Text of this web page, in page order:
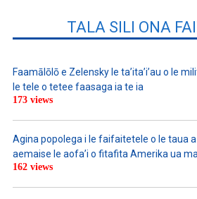
TALA SILI ONA
Faamālōlō e Zelensky le ta’ita’i’au o le
le tele o tetee faasaga ia te ia
173 views
Agina popolega i le faifaitetele o le taua
aemaise le aofa’i o fitafita Amerika ua
162 views